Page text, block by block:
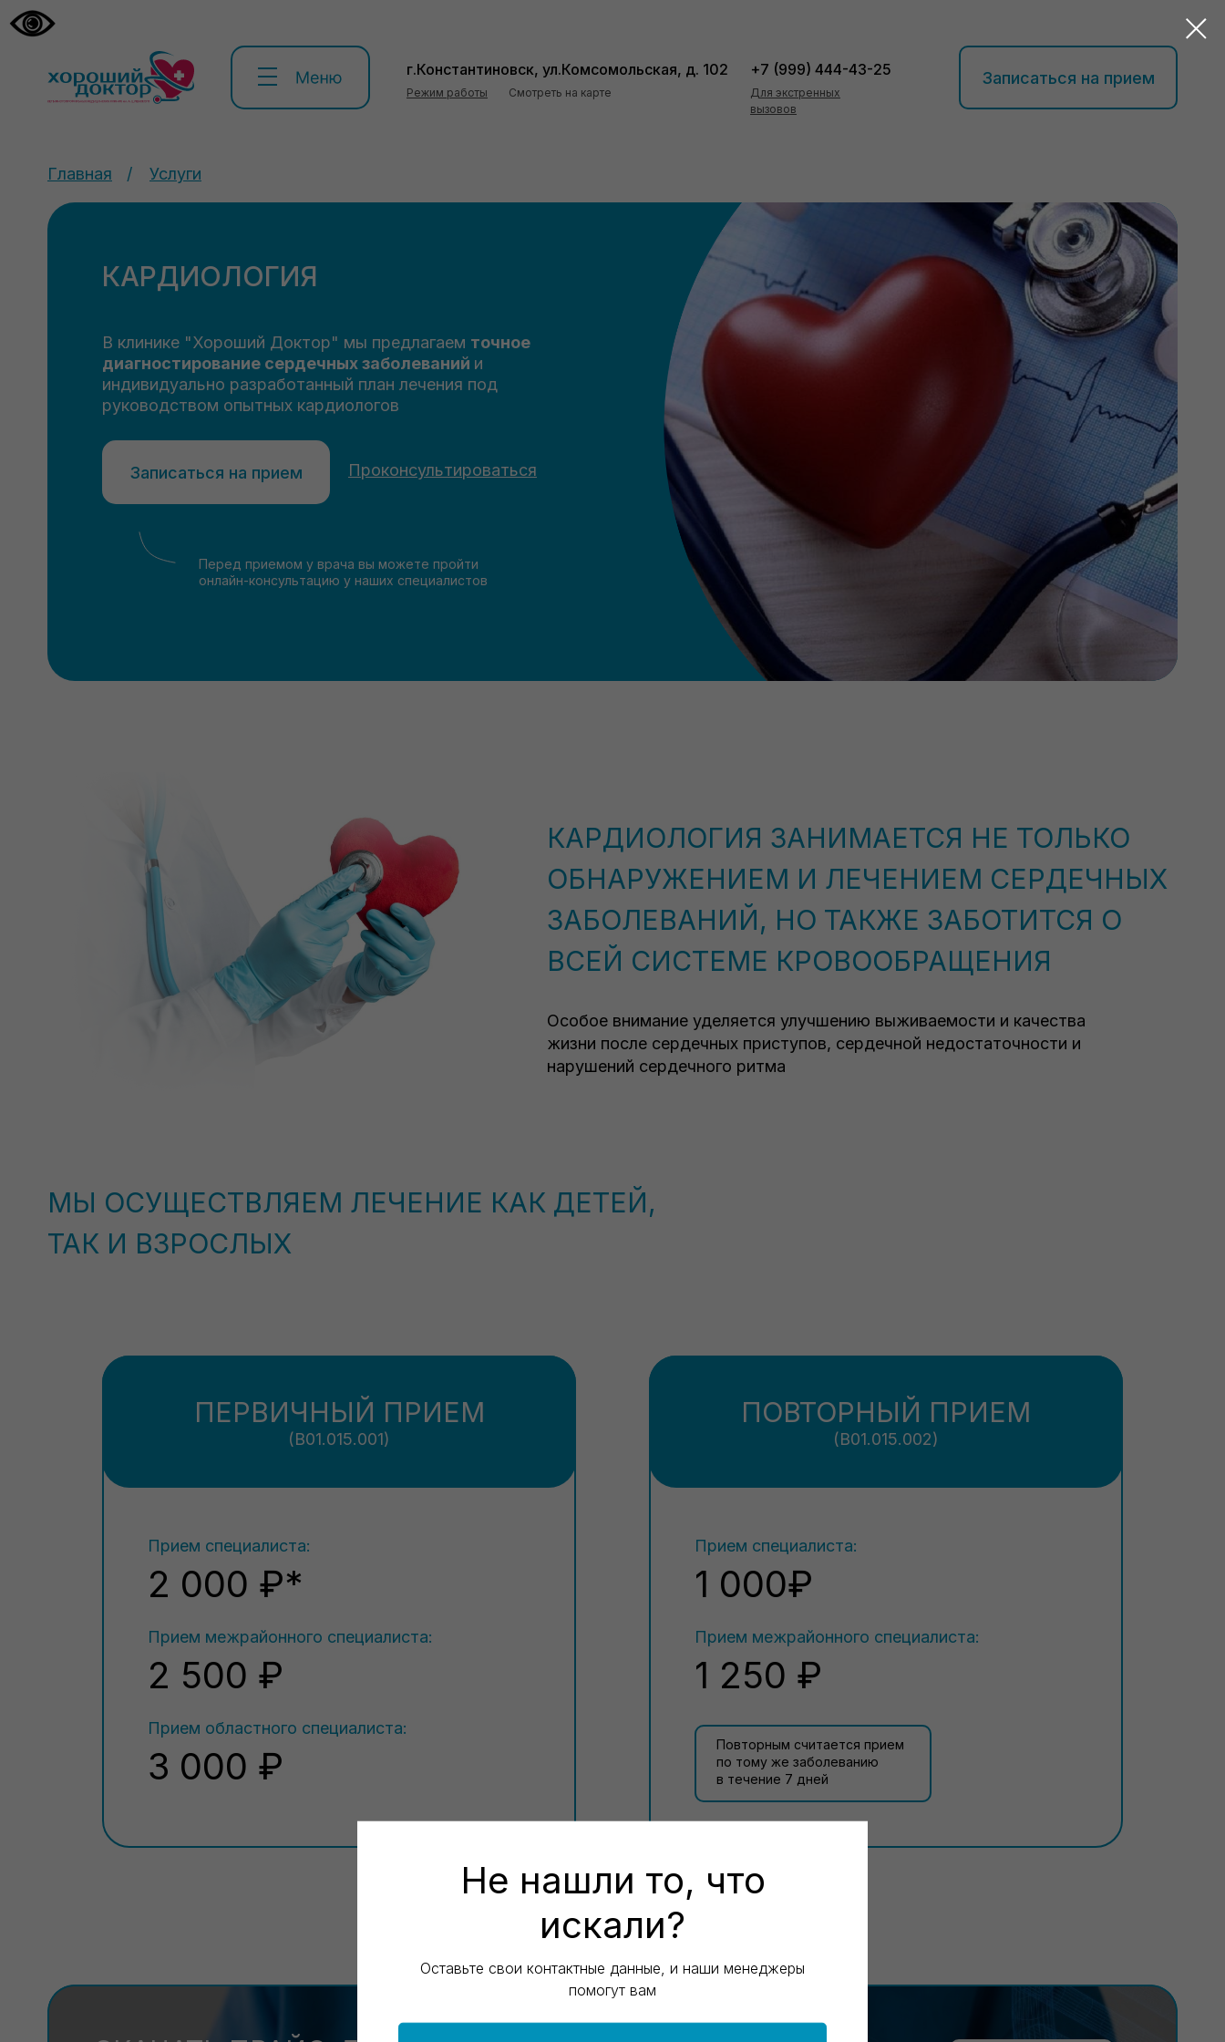
г.Константиновск, ул.Комсомольская, д. 102
Режим работы Смотреть на карте
+7 (999) 444-43-25
Для экстренных
вызовов
Записаться на прием
КАРДИОЛОГИЯ
В клинике "Хороший Доктор" мы предлагаем точное
диагностирование сердечных заболеваний и
индивидуально разработанный план лечения под
руководством опытных кардиологов
Проконсультироваться
Записаться на прием
Перед приемом у врача вы можете пройти
онлайн-консультацию у наших специалистов
Главная / Услуги
КАРДИОЛОГИЯ ЗАНИМАЕТСЯ НЕ ТОЛЬКО
ОБНАРУЖЕНИЕМ И ЛЕЧЕНИЕМ СЕРДЕЧНЫХ
ЗАБОЛЕВАНИЙ, НО ТАКЖЕ ЗАБОТИТСЯ О
ВСЕЙ СИСТЕМЕ КРОВООБРАЩЕНИЯ
Особое внимание уделяется улучшению выживаемости и качества
жизни после сердечных приступов, сердечной недостаточности и
нарушений сердечного ритма
МЫ ОСУЩЕСТВЛЯЕМ ЛЕЧЕНИЕ КАК ДЕТЕЙ,
ТАК И ВЗРОСЛЫХ
2 000 ₽*
Прием специалиста:
ПЕРВИЧНЫЙ ПРИЕМ
Прием межрайонного специалиста:
2 500 ₽
Прием областного специалиста:
3 000 ₽
Повторным считается прием
по тому же заболеванию
в течение 7 дней
1 000₽
Прием специалиста:
ПОВТОРНЫЙ ПРИЕМ
Прием межрайонного специалиста:
1 250 ₽
(В01.015.001) (В01.015.002)
Не нашли то, что
искали?
Оставьте свои контактные данные, и наши менеджеры
помогут вам